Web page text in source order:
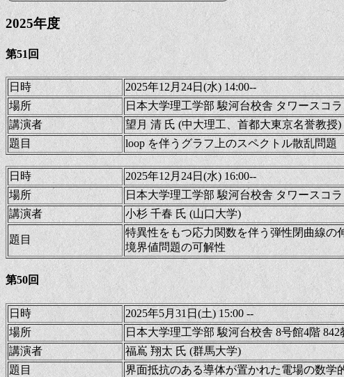
2025年度
第51回
日時
2025年12月24日(水) 14:00--
場所
日本大学理工学部 駿河台校舎 タワースコラ
講演者
望月 清 氏 (中大理工、首都大東京名誉教授)
題目
loop を伴うグラフ上のスペクトル散乱問題
日時
2025年12月24日(水) 16:00--
場所
日本大学理工学部 駿河台校舎 タワースコラ
講演者
小杉 千春 氏 (山口大学)
題目
特異性をもつ応力関数を伴う弾性閉曲線の
境界値問題の可解性
第50回
日時
2025年5月31日(土) 15:00 --
場所
日本大学理工学部 駿河台校舎 8号館4階 842
講演者
福嶌 翔太 氏 (群馬大学)
題目
界面抵抗のある導体が置かれた電場の数学